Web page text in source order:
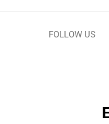
FOLLOW US